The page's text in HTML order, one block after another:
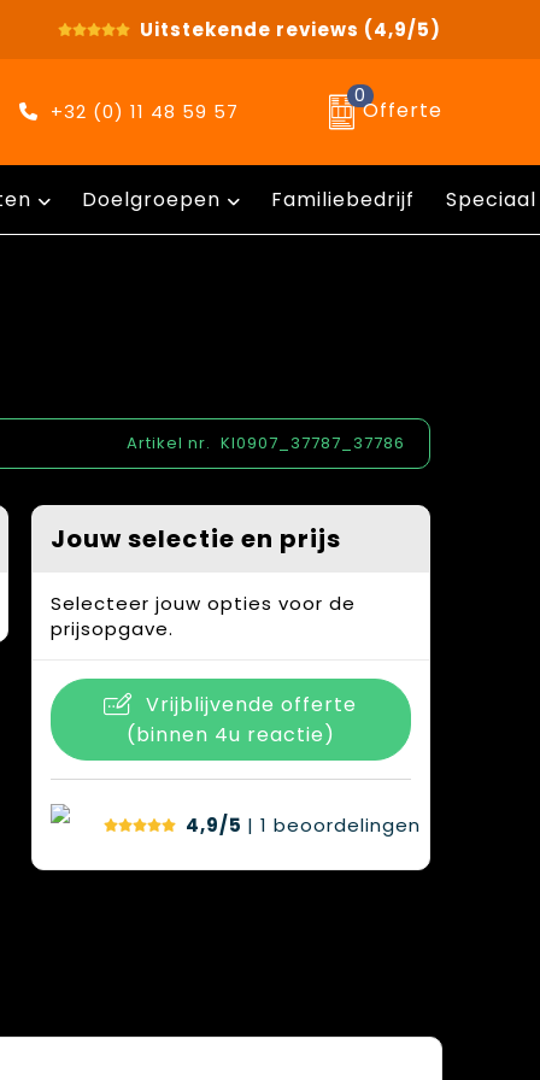
Uitstekende reviews (4,9/5)
+32 (0) 11 48 59 57
0
Offerte
Doelgroepen Familiebedrijf
Artikel nr. KI0907_37787_37786
Jouw selectie en prijs
Selecteer jouw opties voor de
prijsopgave.
Vrijblijvende offerte
(binnen 4u reactie)
4,9/5 | 1 beoordelingen